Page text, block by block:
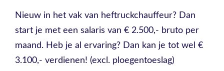
Nieuw in het vak van heftruckchauffeur? Dan
start je met een salaris van € 2.500,- bruto per
maand. Heb je al ervaring? Dan kan je tot wel €
3.100,- verdienen! (excl. ploegentoeslag)